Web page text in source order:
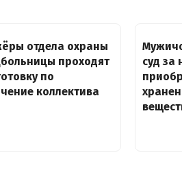
отдела охраны
проходят
по
коллектива
суд за